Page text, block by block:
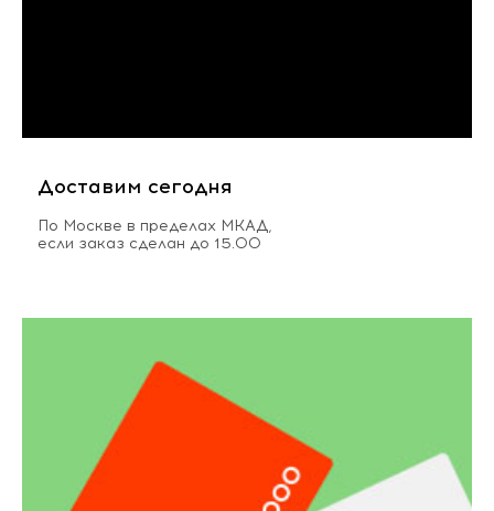
Доставим сегодня
По Москве в пределах МКАД,
если заказ сделан до 15.00